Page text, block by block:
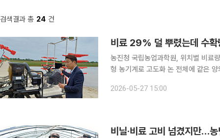
검색결과 총 24 건
농진청 국립농업과학원, 위치별 비료
형 농기계로 고도화 논 전체에 같은 양의 비료를 뿌리던 벼농사가 토양 상태에 따라 필요한 만큼만
시에 하면서 토양검정 자료와 위성 위
2026-05-27 15:00
비닐·비료 고비 넘겼지만…